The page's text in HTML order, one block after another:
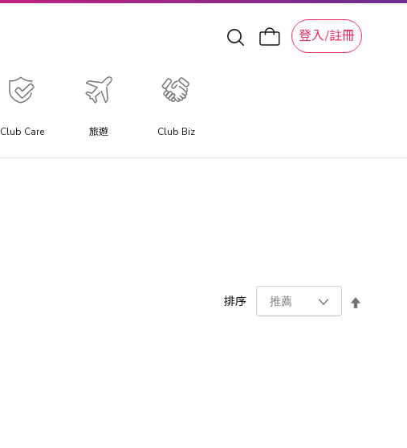
登入/註冊
Club Care 旅遊 Club Biz
排序